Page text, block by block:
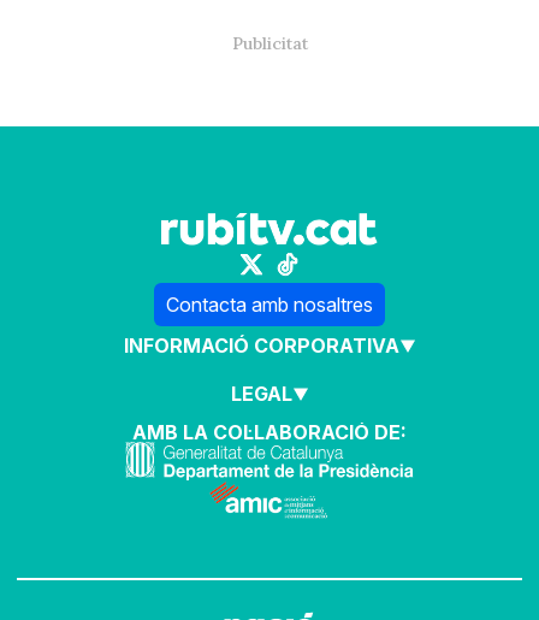
Contacta amb nosaltres
INFORMACIÓ CORPORATIVA
LEGAL
AMB LA COL·LABORACIÓ DE: